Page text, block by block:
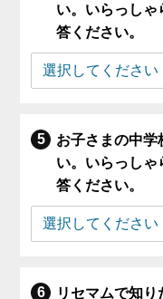
い。いらっしゃ
答ください。
お子さまの中学
い。いらっしゃ
答ください。
リセマムで知り